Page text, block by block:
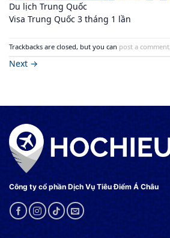
Du lịch Trung Quốc
Visa Trung Quốc 3 tháng 1 lần
Trackbacks are closed, but you can post a comment
Next →
Công ty cổ phần Dịch Vụ Tiêu Điểm Á Châu